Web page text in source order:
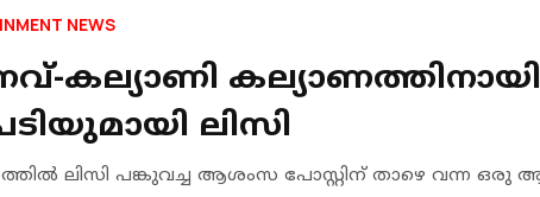
NEWS
കല്യാണി
ലിസി
ലിസി പങ്കുവച്ച ആശംസ പോസ്റ്റിന് താഴെ വന്ന ഒരു